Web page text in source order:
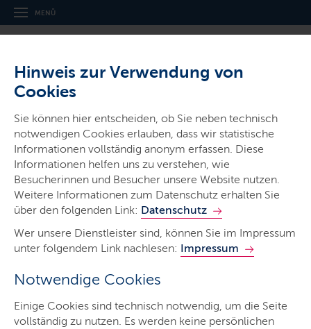
Hinweis zur Verwendung von
Cookies
Sie können hier entscheiden, ob Sie neben technisch
notwendigen Cookies erlauben, dass wir statistische
Informationen vollständig anonym erfassen. Diese
Informationen helfen uns zu verstehen, wie
Besucherinnen und Besucher unsere Website nutzen.
Weitere Informationen zum Datenschutz erhalten Sie
über den folgenden Link: Datenschutz
Wer unsere Dienstleister sind, können Sie im Impressum
unter folgendem Link nachlesen: Impressum
Notwendige Cookies
Einige Cookies sind technisch notwendig, um die Seite
vollständig zu nutzen. Es werden keine persönlichen
MENÜ
Thema
Landesdachmarke
Start
Marken-Manual.SH
der-echte-norden.info